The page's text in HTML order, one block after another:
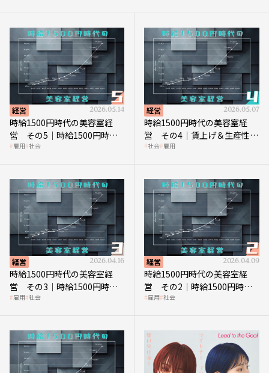
経営 2026.05.14
時給1500円時代の美容室経
営 その5｜時給1500円時代
の到来は美容業の収益構造を
雇用 社会
経営 2026.05.07
時給1500円時代の美容室経
営 その4｜賃上げ＆生産性向
上につなげる賢い助成金活用
社会 雇用
経営 2026.04.16
時給1500円時代の美容室経
営 その3｜時給1500円時
代、美容業はどのような影響
雇用 社会
経営 2026.04.09
時給1500円時代の美容室経
営 その2｜時給1500円時代
に支払う給与はいくらなのか
雇用 社会